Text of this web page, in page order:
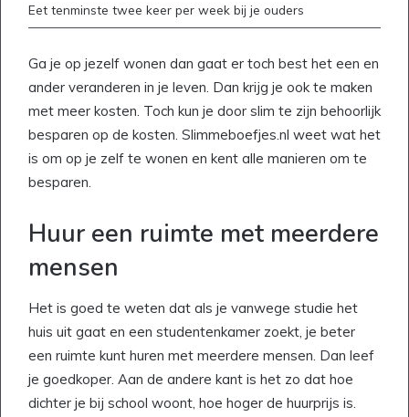
Eet tenminste twee keer per week bij je ouders
Ga je op jezelf wonen dan gaat er toch best het een en
ander veranderen in je leven. Dan krijg je ook te maken
met meer kosten. Toch kun je door slim te zijn behoorlijk
besparen op de kosten. Slimmeboefjes.nl weet wat het
is om op je zelf te wonen en kent alle manieren om te
besparen.
Huur een ruimte met meerdere
mensen
Het is goed te weten dat als je vanwege studie het
huis uit gaat en een studentenkamer zoekt, je beter
een ruimte kunt huren met meerdere mensen. Dan leef
je goedkoper. Aan de andere kant is het zo dat hoe
dichter je bij school woont, hoe hoger de huurprijs is.